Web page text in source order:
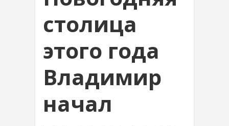
столица
этого года
Владимир
начал